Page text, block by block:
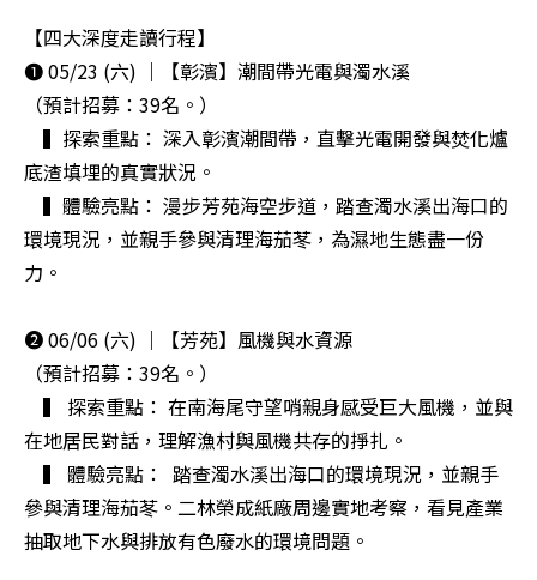
【四大深度走讀行程】
❶ 05/23 (六) ｜【彰濱】潮間帶光電與濁水溪
（預計招募：39名。）
▍探索重點： 深入彰濱潮間帶，直擊光電開發與焚化爐
底渣填埋的真實狀況。
▍體驗亮點： 漫步芳苑海空步道，踏查濁水溪出海口的
環境現況，並親手參與清理海茄苳，為濕地生態盡一份
力。
❷ 06/06 (六) ｜【芳苑】風機與水資源 ​
（預計招募：39名。）
▍ 探索重點： 在南海尾守望哨親身感受巨大風機，並與
在地居民對話，理解漁村與風機共存的掙扎。
▍ 體驗亮點： ​ 踏查濁水溪出海口的環境現況，並親手
參與清理海茄苳。二林榮成紙廠周邊實地考察，看見產業
抽取地下水與排放有色廢水的環境問題。